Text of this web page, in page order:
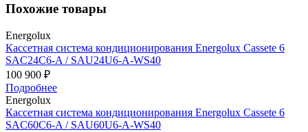
Похожие товары
Energolux
Кассетная система кондиционирования Energolux Cassete 6
SAC24C6-A / SAU24U6-A-WS40
100 900 ₽
Подробнее
Energolux
Кассетная система кондиционирования Energolux Cassete 6
SAC60C6-A / SAU60U6-A-WS40